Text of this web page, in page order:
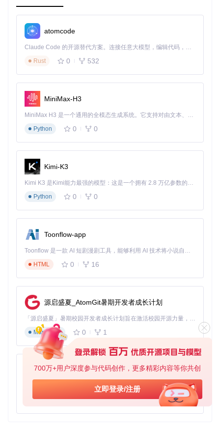
700万+用户深度参与代码创作，更多精彩内容等你共创
立即登录/注册
atomcode
Claude Code 的开源替代方案。连接任意大模型，编辑代码，运行命令，自动验证 — 全自动执行。用 Rust 构建，极致性能。 ｜ An open-source alternative to Claude Code. Connect any LLM, edit code, run commands, and verify changes — autonomously. Built in Rust for speed. Get Started
Rust
0 532
MiniMax-H3
MiniMax H3 是一个通用的全模态生成系统。它支持对由文本、图像、视频和音频组成的多模态上下文进行统一理解，并能生成分辨率高达 2K、时长可达 15 秒的带原生立体声音频的视频。得益于面向任务泛化的系统设计，H3 在预训练阶段就已具备广泛的多模态上下文理解与生成能力，能够出色地执行复杂的多模态指令。
Python
0 0
Kimi-K3
Kimi K3 是Kimi能力最强的模型：这是一个拥有 2.8 万亿参数的混合专家（MoE）模型，具备原生视觉理解能力，并支持 100 万 token 的上下文窗口。
Python
0 0
Toonflow-app
Toonflow 是一款 AI 短剧漫剧工具，能够利用 AI 技术将小说自动转化为剧本，并结合 AI 生成的图片和视频，实现高效的短剧创作。借助 Toonflow，可以轻松完成从文字到影像的全流程，让短剧制作变得更加智能与便捷。
HTML
0 16
源启盛夏_AtomGit暑期开发者成长计划
「源启盛夏」暑期校园开发者成长计划旨在激活校园开源力量，通过积分激励、认证扶持、资源倾斜等形式，引导高校组织和开发者完成「入驻 — 建项目 — 做贡献 — 获认证 — 得资源」的完整闭环。无论你是想带领社团入驻平台的组织者，还是希望用代码贡献证明自己的开发者，都能在这里找到属于你的成长路径。
Markdown
0 1
AionUi
免费、本地、开源的 24/7 全天候 Cowork 应用，以及适用于 Gemini CLI、Claude Code、Codex、OpenCode、Qwen Code、Goose CLI、Auggie 等的 OpenClaw | 🌟 喜欢就点star吧
TypeScript
0 6